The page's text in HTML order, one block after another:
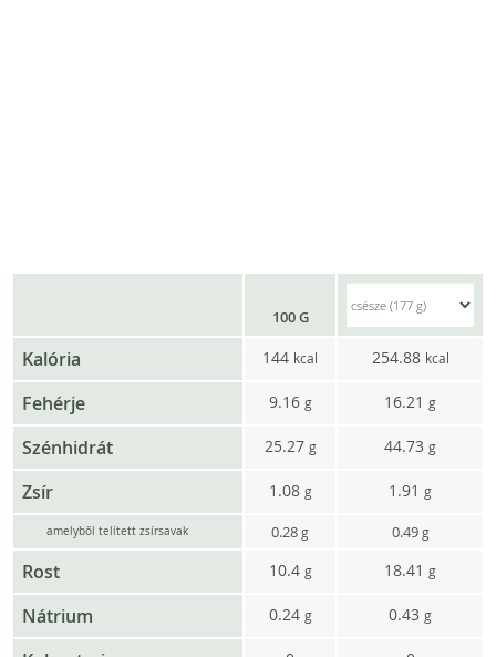
100 G
Kalória 144 kcal 254.88 kcal
Fehérje 9.16 g 16.21 g
Szénhidrát 25.27 g 44.73 g
Zsír 1.08 g 1.91 g
amelyből telített zsírsavak 0.28g 0.49 g
Rost 10.4 g 18.41 g
Nátrium 0.24 g 0.43 g